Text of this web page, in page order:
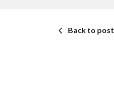
Back to post